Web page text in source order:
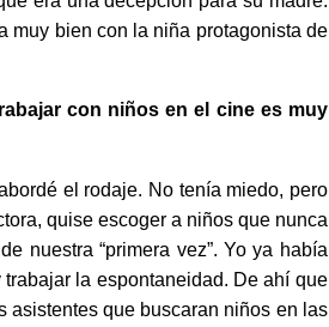
muy bien con la niña protagonista de
con niños en el cine es muy
el rodaje. No tenía miedo, pero
quise escoger a niños que nunca
nuestra “primera vez”. Yo ya había
la espontaneidad. De ahí que
asistentes que buscaran niños en las